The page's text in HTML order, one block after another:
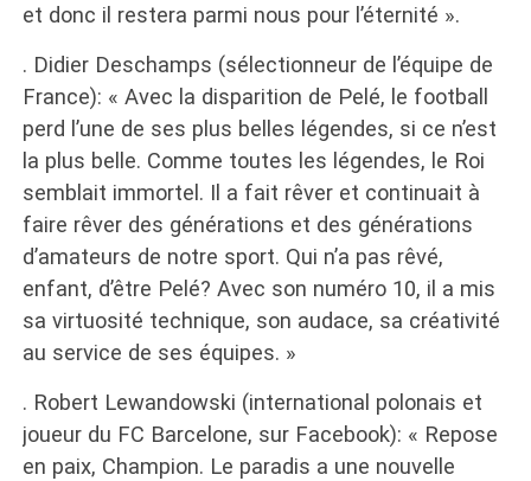
et donc il restera parmi nous pour l’éternité ».
. Didier Deschamps (sélectionneur de l’équipe de
France): « Avec la disparition de Pelé, le football
perd l’une de ses plus belles légendes, si ce n’est
la plus belle. Comme toutes les légendes, le Roi
semblait immortel. Il a fait rêver et continuait à
faire rêver des générations et des générations
d’amateurs de notre sport. Qui n’a pas rêvé,
enfant, d’être Pelé? Avec son numéro 10, il a mis
sa virtuosité technique, son audace, sa créativité
au service de ses équipes. »
. Robert Lewandowski (international polonais et
joueur du FC Barcelone, sur Facebook): « Repose
en paix, Champion. Le paradis a une nouvelle